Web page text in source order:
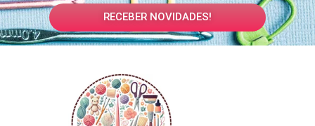
RECEBER NOVIDADES!